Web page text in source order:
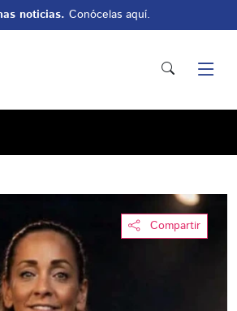
noticias. Conócelas aquí.
Compartir